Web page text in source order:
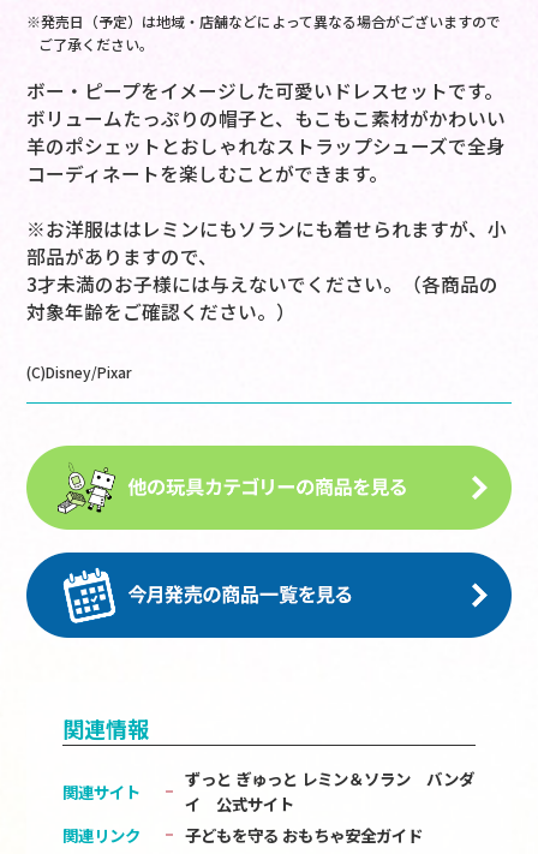
※発売日（予定）は地域・店舗などによって異なる場合がございますので
ご了承ください。
ボー・ピープをイメージした可愛いドレスセットです。
ボリュームたっぷりの帽子と、もこもこ素材がかわいい
羊のポシェットとおしゃれなストラップシューズで全身
コーディネートを楽しむことができます。
※お洋服ははレミンにもソランにも着せられますが、小
部品がありますので、
3才未満のお子様には与えないでください。（各商品の
対象年齢をご確認ください。）
(C)Disney/Pixar
関連情報
関連サイト
ずっと ぎゅっと レミン＆ソラン バンダ
イ 公式サイト
関連リンク
子どもを守る おもちゃ安全ガイド